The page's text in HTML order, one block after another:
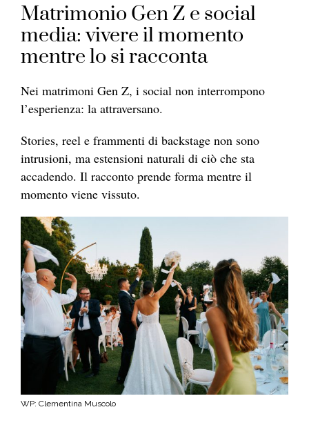
Matrimonio Gen Z e social
media: vivere il momento
mentre lo si racconta
Nei matrimoni Gen Z, i social non interrompono
l’esperienza: la attraversano.
Stories, reel e frammenti di backstage non sono
intrusioni, ma estensioni naturali di ciò che sta
accadendo. Il racconto prende forma mentre il
momento viene vissuto.
WP: Clementina Muscolo